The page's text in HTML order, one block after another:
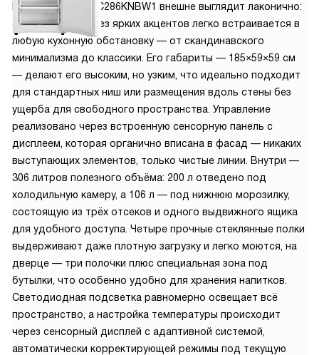
Модель ASKO RFC286KNBW1 внешне выглядит лаконично:
светлый корпус без ярких акцентов легко встраивается в
любую кухонную обстановку — от скандинавского
минимализма до классики. Его габариты — 185×59×59 см
— делают его высоким, но узким, что идеально подходит
для стандартных ниш или размещения вдоль стены без
ущерба для свободного пространства. Управление
реализовано через встроенную сенсорную панель с
дисплеем, которая органично вписана в фасад — никаких
выступающих элементов, только чистые линии. Внутри —
306 литров полезного объёма: 200 л отведено под
холодильную камеру, а 106 л — под нижнюю морозилку,
состоящую из трёх отсеков и одного выдвижного ящика
для удобного доступа. Четыре прочные стеклянные полки
выдерживают даже плотную загрузку и легко моются, на
дверце — три полочки плюс специальная зона под
бутылки, что особенно удобно для хранения напитков.
Светодиодная подсветка равномерно освещает всё
пространство, а настройка температуры происходит
через сенсорный дисплей с адаптивной системой,
автоматически корректирующей режимы под текущую